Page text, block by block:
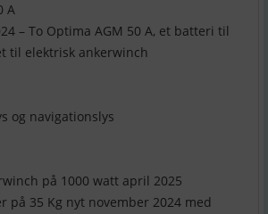
A
– To Optima AGM 50 A, et batteri til
til elektrisk ankerwinch
og navigationslys
på 1000 watt april 2025
på 35 Kg nyt november 2024 med